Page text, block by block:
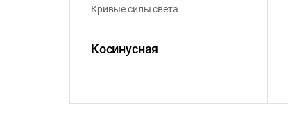
Кривые силы света
Косинусная